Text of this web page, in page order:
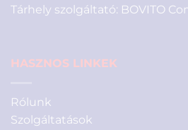
Tárhely szolgáltató: BOVITO
HASZNOS LINKEK
Rólunk
Szolgáltatások